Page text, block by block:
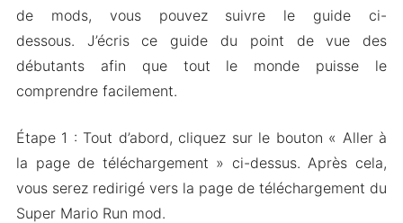
de mods, vous pouvez suivre le guide ci-
dessous. J’écris ce guide du point de vue des
débutants afin que tout le monde puisse le
comprendre facilement.
Étape 1 : Tout d’abord, cliquez sur le bouton « Aller à
la page de téléchargement » ci-dessus. Après cela,
vous serez redirigé vers la page de téléchargement du
Super Mario Run mod.